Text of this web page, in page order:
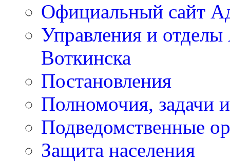
Официальный сайт
Управления и
Воткинска
Постановления
Полномочия, задачи
Подведомственные
Защита населения